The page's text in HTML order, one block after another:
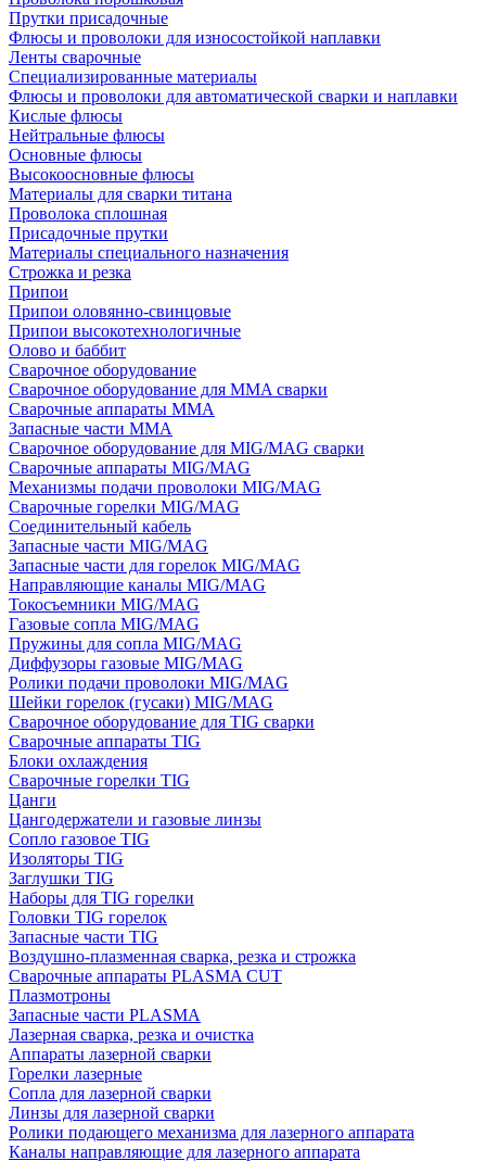
Прутки присадочные
Флюсы и проволоки для износостойкой наплавки
Ленты сварочные
Специализированные материалы
Флюсы и проволоки для автоматической сварки и наплавки
Кислые флюсы
Нейтральные флюсы
Основные флюсы
Высокоосновные флюсы
Материалы для сварки титана
Проволока сплошная
Присадочные прутки
Материалы специального назначения
Строжка и резка
Припои
Припои оловянно-свинцовые
Припои высокотехнологичные
Олово и баббит
Сварочное оборудование
Сварочное оборудование для MMA сварки
Сварочные аппараты MMA
Запасные части MMA
Сварочное оборудование для MIG/MAG сварки
Сварочные аппараты MIG/MAG
Механизмы подачи проволоки MIG/MAG
Сварочные горелки MIG/MAG
Соединительный кабель
Запасные части MIG/MAG
Запасные части для горелок MIG/MAG
Направляющие каналы MIG/MAG
Токосъемники MIG/MAG
Газовые сопла MIG/MAG
Пружины для сопла MIG/MAG
Диффузоры газовые MIG/MAG
Ролики подачи проволоки MIG/MAG
Шейки горелок (гусаки) MIG/MAG
Сварочное оборудование для TIG сварки
Сварочные аппараты TIG
Блоки охлаждения
Сварочные горелки TIG
Цанги
Цангодержатели и газовые линзы
Сопло газовое TIG
Изоляторы TIG
Заглушки TIG
Наборы для TIG горелки
Головки TIG горелок
Запасные части TIG
Воздушно-плазменная сварка, резка и строжка
Сварочные аппараты PLASMA CUT
Плазмотроны
Запасные части PLASMA
Лазерная сварка, резка и очистка
Аппараты лазерной сварки
Горелки лазерные
Сопла для лазерной сварки
Линзы для лазерной сварки
Ролики подающего механизма для лазерного аппарата
Каналы направляющие для лазерного аппарата